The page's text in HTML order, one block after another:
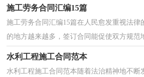
施工劳务合同汇编15篇
施工劳务合同汇编15篇在人民愈发重视法律
的地方越来越多，签订合同能促使双方规范
水利工程施工合同范本
水利工程施工合同范本随着法治精神地不断